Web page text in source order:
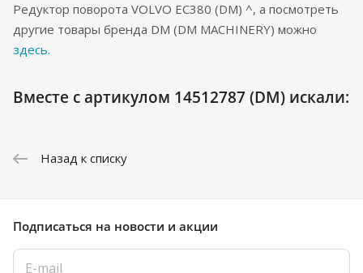
Редуктор поворота VOLVO EC380 (DM) ^, а посмотреть
другие товары бренда DM (DM MACHINERY) можно
здесь.
Вместе с артикулом 14512787 (DM) искали:
Назад к списку
Подписаться на новости и акции